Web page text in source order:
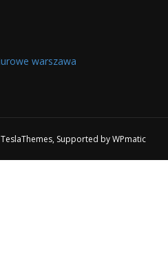
TeslaThemes, Supported byWPmatic